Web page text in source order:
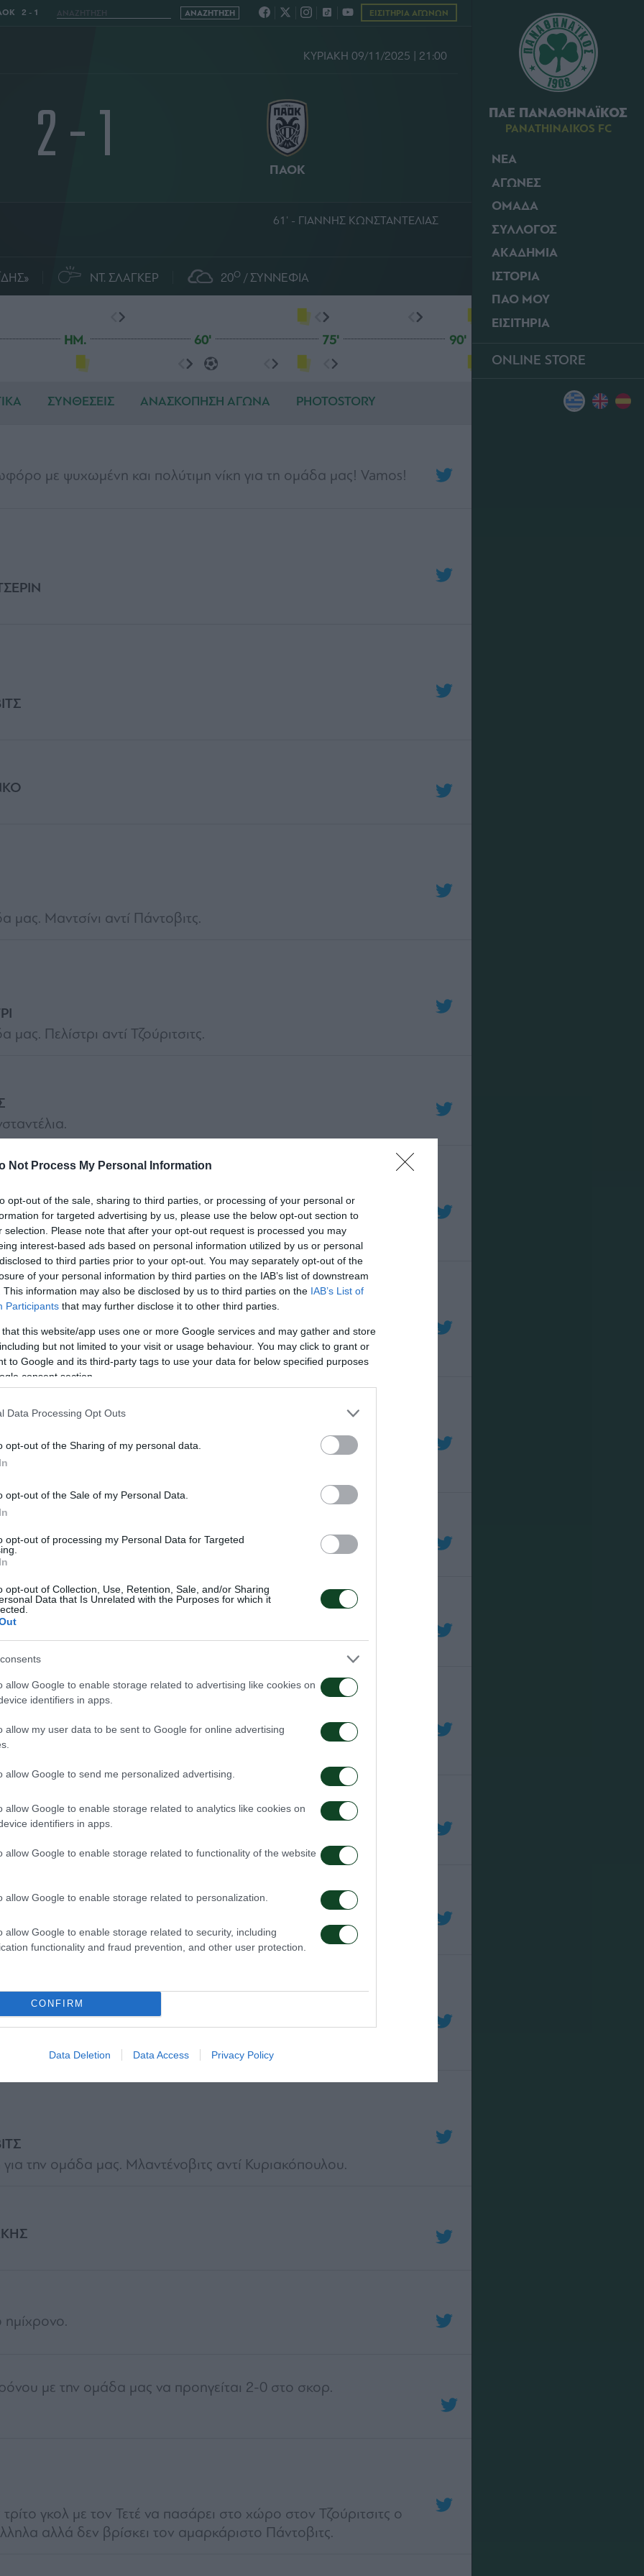
Not Process My Personal Information
opt-out of the sale, sharing to third parties, or processing of your personal or
for targeted advertising by us, please use the below opt-out section to
selection. Please note that after your opt-out request is processed you may
interest-based ads based on personal information utilized by us or personal
to third parties prior to your opt-out. You may separately opt-out of the
of your personal information by third parties on the IAB’s list of downstream
This information may also be disclosed by us to third parties on the IAB’s List of
Participants that may further disclose it to other third parties.
that this website/app uses one or more Google services and may gather and store
but not limited to your visit or usage behaviour. You may click to grant or
to Google and its third-party tags to use your data for below specified purposes
consent section.
Data Processing Opt Outs
opt-out of the Sharing of my personal data.
opt-out of the Sale of my Personal Data.
opt-out of processing my Personal Data for Targeted
opt-out of Collection, Use, Retention, Sale, and/or Sharing
Data that Is Unrelated with the Purposes for which it
allow Google to enable storage related to advertising like cookies on
identifiers in apps.
allow my user data to be sent to Google for online advertising
allow Google to send me personalized advertising.
allow Google to enable storage related to analytics like cookies on
identifiers in apps.
allow Google to enable storage related to functionality of the website
allow Google to enable storage related to personalization.
allow Google to enable storage related to security, including
functionality and fraud prevention, and other user protection.
CONFIRM
Data Deletion Data Access Privacy Policy
ΠΑΕ ΠΑΝΑΘΗΝΑΪΚΟΣ
PANATHINAIKOS FC
ΝΕΑ
ΑΓΩΝΕΣ
ΟΜΑΔΑ
ΣΥΛΛΟΓΟΣ
ΑΚΑΔΗΜΙΑ
ΙΣΤΟΡΙΑ
ΠΑΟ ΜΟΥ
ΕΙΣΙΤΗΡΙΑ
ONLINE STORE
2 - 1 ΕΙΣΙΤΗΡΙΑ ΑΓΩΝΩΝ
ΚΥΡΙΑΚΗ 09/11/2025 | 21:00
2 - 1 ΠΑΟΚ
61' - ΓΙΑΝΝΗΣ ΚΩΝΣΤΑΝΤΕΛΙΑΣ
ΝΤ. ΣΛΑΓΚΕΡ 20O ΣΥΝΝΕΦΙΑ
HM. 60' 75' 90'
ΣΥΝΘΕΣΕΙΣ ΑΝΑΣΚΟΠΗΣΗ ΑΓΩΝΑ PHOTOSTORY
γκολ με τον Τετέ να πασάρει στο χώρο στον Τζούριτσιτς ο
αλλά δεν βρίσκει τον αμαρκάριστο Πάντοβιτς.
με την ομάδα μας να προηγείται 2-0 στο σκορ.
την ομάδα μας. Μλαντένοβιτς αντί Κυριακόπουλου.
στο δεύτερο δοκάρι ο Γεντβάι πιάνει απευθείς διαγώνιο βολέ
εστίας.
περιοχή στον Κωνσταντέλια που αποφεύγει τον Γεντβάι και
μας. Μπακασέτας αντί Τετέ.
μας. Τσέριν αντί Σιώπη.
Πελίστρι αντί Τζούριτσιτς.
μας. Μαντσίνι αντί Πάντοβιτς.
με ψυχωμένη και πολύτιμη νίκη για τη ομάδα μας! Vamos!